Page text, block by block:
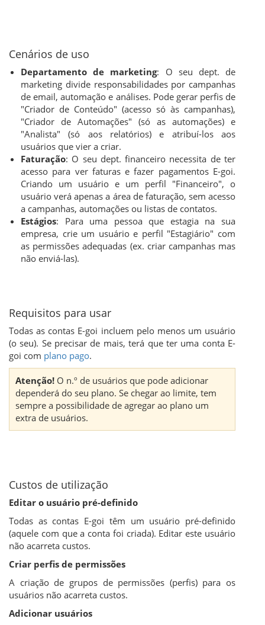
Cenários de uso
Departamento de marketing: O seu dept. de
marketing divide responsabilidades por campanhas
de email, automação e análises. Pode gerar perfis de
"Criador de Conteúdo" (acesso só às campanhas),
"Criador de Automações" (só as automações) e
"Analista" (só aos relatórios) e atribuí-los aos
usuários que vier a criar.
Faturação: O seu dept. financeiro necessita de ter
acesso para ver faturas e fazer pagamentos E-goi.
Criando um usuário e um perfil "Financeiro", o
usuário verá apenas a área de faturação, sem acesso
a campanhas, automações ou listas de contatos.
Estágios: Para uma pessoa que estagia na sua
empresa, crie um usuário e perfil "Estagiário" com
as permissões adequadas (ex. criar campanhas mas
não enviá-las).
Requisitos para usar
Todas as contas E-goi incluem pelo menos um usuário
(o seu). Se precisar de mais, terá que ter uma conta E-
goi com plano pago.
Atenção! O n.º de usuários que pode adicionar
dependerá do seu plano. Se chegar ao limite, tem
sempre a possibilidade de agregar ao plano um
extra de usuários.
Custos de utilização
Editar o usuário pré-definido
Todas as contas E-goi têm um usuário pré-definido
(aquele com que a conta foi criada). Editar este usuário
não acarreta custos.
Criar perfis de permissões
A criação de grupos de permissões (perfis) para os
usuários não acarreta custos.
Adicionar usuários